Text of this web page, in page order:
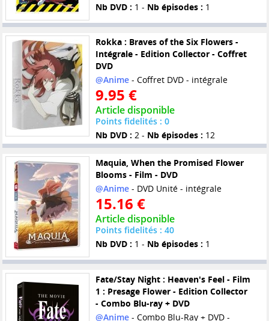
Nb DVD : 1 - Nb épisodes : 1
Rokka : Braves of the Six Flowers -
Intégrale - Edition Collector - Coffret
DVD
@Anime- Coffret DVD - intégrale
9.95 €
Article disponible
Points fidelités : 0
Nb DVD : 2 - Nb épisodes : 12
Maquia, When the Promised Flower
Blooms - Film - DVD
@Anime- DVD Unité - intégrale
15.16 €
Article disponible
Points fidelités : 40
Nb DVD : 1 - Nb épisodes : 1
Fate/Stay Night : Heaven's Feel - Film
1 : Presage Flower - Edition Collector
- Combo Blu-ray + DVD
@Anime- Combo Blu-Ray + DVD -